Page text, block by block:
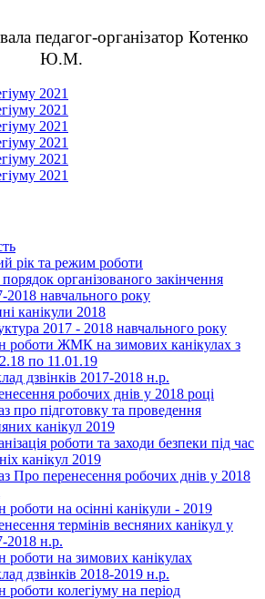
педагог-організатор Котенко
Ю.М.
рік та режим роботи
організованого закінчення
2018 навчального року
канікули 2018
2017 - 2018 навчального року
роботи ЖМК на зимових канікулах з
по 11.01.19
дзвінків 2017-2018 н.р.
робочих днів у 2018 році
про підготовку та проведення
канікул 2019
роботи та заходи безпеки під час
канікул 2019
Про перенесення робочих днів у 2018
роботи на осінні канікули - 2019
термінів весняних канікул у
2018 н.р.
роботи на зимових канікулах
дзвінків 2018-2019 н.р.
роботи колегіуму на період